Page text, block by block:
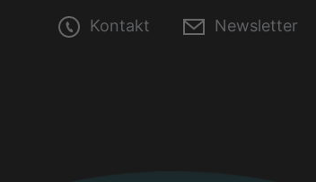
Kontakt Newsletter